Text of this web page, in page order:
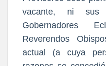
vacante, ni sus
Gobernadores
Reverendos
actual (a cuya